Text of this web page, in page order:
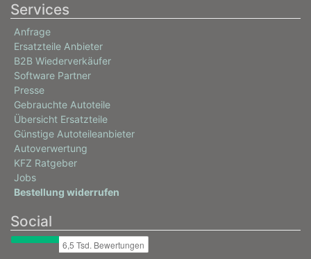
Services
Anfrage
Ersatzteile Anbieter
B2B Wiederverkäufer
Software Partner
Presse
Gebrauchte Autoteile
Übersicht Ersatzteile
Günstige Autoteileanbieter
Autoverwertung
KFZ Ratgeber
Jobs
Bestellung widerrufen
Social